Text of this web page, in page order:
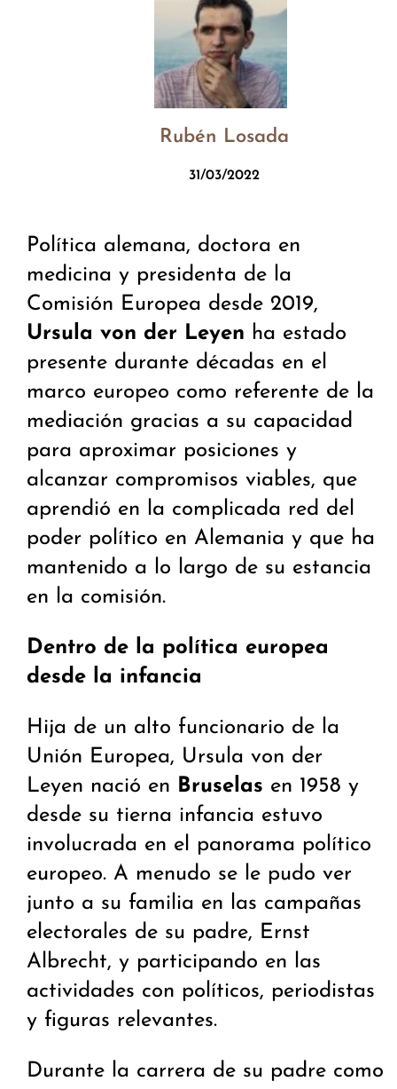
Rubén Losada
31/03/2022
Política alemana, doctora en
medicina y presidenta de la
Comisión Europea desde 2019,
Ursula von der Leyen ha estado
presente durante décadas en el
marco europeo como referente de la
mediación gracias a su capacidad
para aproximar posiciones y
alcanzar compromisos viables, que
aprendió en la complicada red del
poder político en Alemania y que ha
mantenido a lo largo de su estancia
en la comisión.
Dentro de la política europea
desde la infancia
Hija de un alto funcionario de la
Unión Europea, Ursula von der
Leyen nació en Bruselas en 1958 y
desde su tierna infancia estuvo
involucrada en el panorama político
europeo. A menudo se le pudo ver
junto a su familia en las campañas
electorales de su padre, Ernst
Albrecht, y participando en las
actividades con políticos, periodistas
y figuras relevantes.
Durante la carrera de su padre como